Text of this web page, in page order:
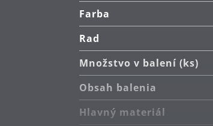
Farba
Rad
Množstvo v balení (ks)
Obsah balenia
Hlavný materiál